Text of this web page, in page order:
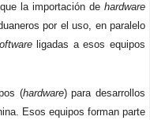
la importación de hardware
por el uso, en paralelo
ligadas a esos equipos
(hardware) para desarrollos
Esos equipos forman parte